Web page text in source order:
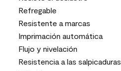
Refregable
Resistente a marcas
Imprimación automática
Flujo y nivelación
Resistencia a las salpicaduras